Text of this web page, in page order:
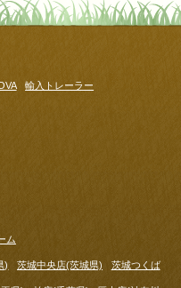
輸入トレーラー
ム
) 茨城中央店(茨城県) 茨城つくば